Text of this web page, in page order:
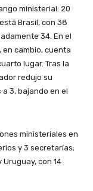
ministerial: 20
Brasil, con 38
34. En el
en cambio, cuenta
lugar. Tras la
redujo su
3, bajando en el
ministeriales en
y 3 secretarías;
con 14